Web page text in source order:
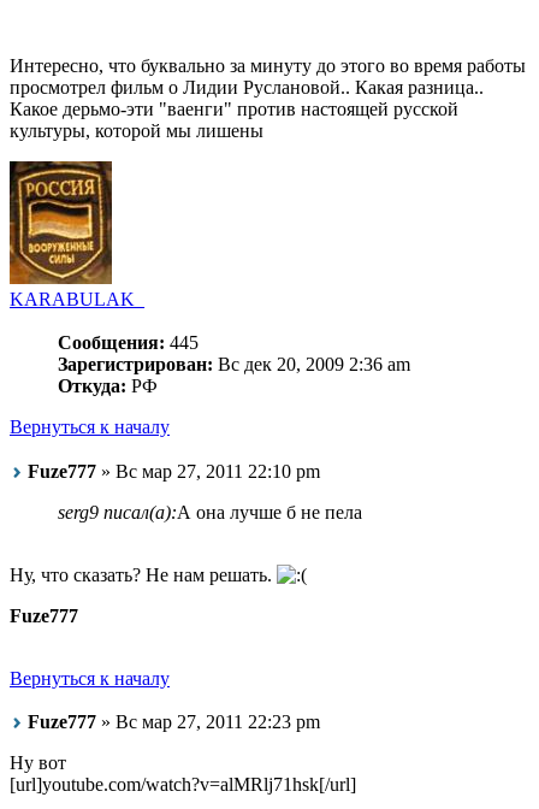
Интересно, что буквально за минуту до этого во время работы
просмотрел фильм о Лидии Руслановой.. Какая разница..
Какое дерьмо-эти "ваенги" против настоящей русской
культуры, которой мы лишены
KARABULAK_
Сообщения: 445
Зарегистрирован: Вс дек 20, 2009 2:36 am
Откуда: РФ
Вернуться к началу
Fuze777 » Вс мар 27, 2011 22:10 pm
serg9 писал(а):А она лучше б не пела
Ну, что сказать? Не нам решать.
Fuze777
Вернуться к началу
Fuze777 » Вс мар 27, 2011 22:23 pm
Ну вот
[url]youtube.com/watch?v=alMRlj71hsk[/url]